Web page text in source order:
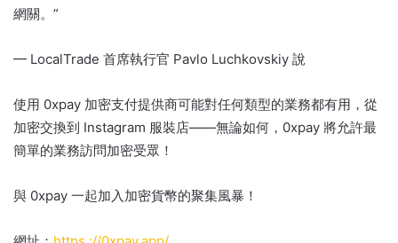
網關。”
— LocalTrade 首席執行官 Pavlo Luchkovskiy 說
使用 0xpay 加密支付提供商可能對任何類型的業務都有用，從
加密交換到 Instagram 服裝店——無論如何，0xpay 將允許最
簡單的業務訪問加密受眾！
與 0xpay 一起加入加密貨幣的聚集風暴！